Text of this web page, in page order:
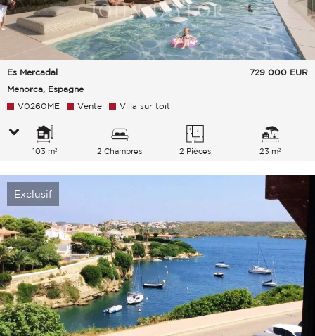
Es Mercadal
Menorca, Espagne
729 000 EUR
V0260ME Vente Villa sur toit
103 m² 2 Chambres 2 Pièces 23 m²
Exclusif